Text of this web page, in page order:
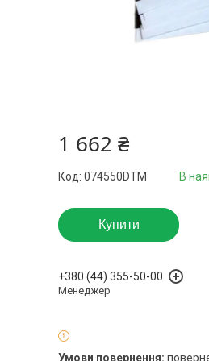
1 662 ₴
В
Код: 074550DTM
Купити
+380 (44) 355-50-00
Менеджер